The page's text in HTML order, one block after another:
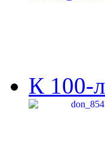
К 100-